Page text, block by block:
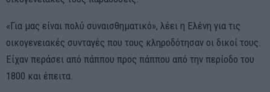
«Για μας είναι πολύ συναισθηματικό», λέει η Ελένη για τις
οικογενειακές συνταγές που τους κληροδότησαν οι δικοί τους.
Είχαν περάσει από πάππου προς πάππου από την περίοδο του
1800 και έπειτα.